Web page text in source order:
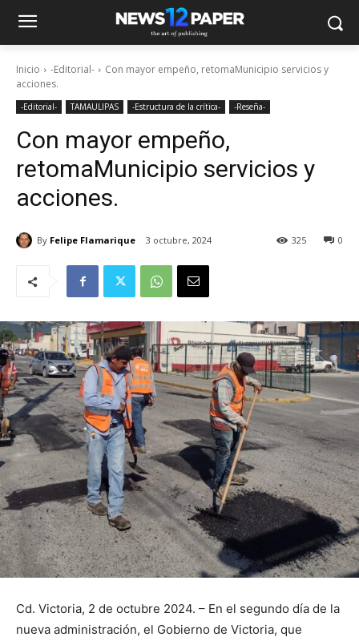
Inicio -Editorial-
Con mayor empeño, retomaMunicipio servicios y
acciones.
-Editorial- TAMAULIPAS -Estructura de la crítica- -Reseña-
Con mayor empeño,
retomaMunicipio servicios y
acciones.
By Felipe Flamarique 3 octubre, 2024 0
325
Cd. Victoria, 2 de octubre 2024. – En el segundo día de la
nueva administración, el Gobierno de Victoria, que